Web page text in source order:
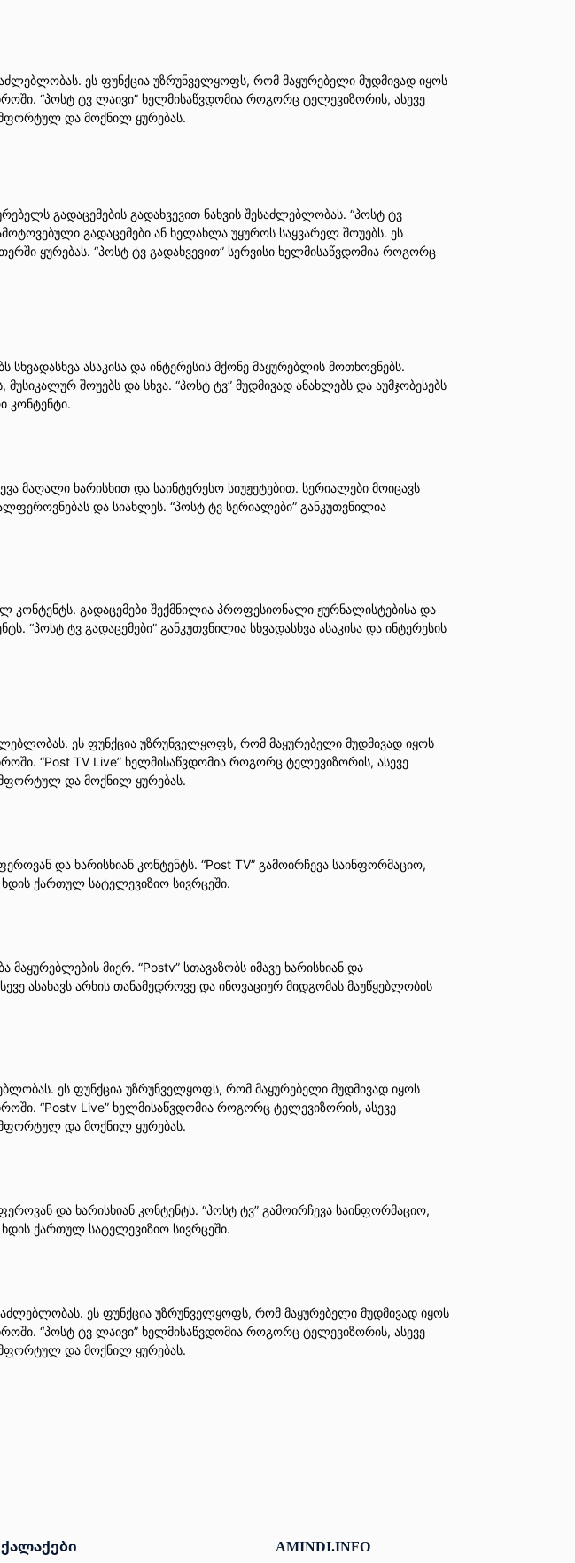
ეს ფუნქცია უზრუნველყოფს, რომ მაყურებელი მუდმივად იყოს
“პოსტ ტვ ლაივი” ხელმისაწვდომია როგორც ტელევიზორის, ასევე
და მოქნილ ყურებას.
გადაცემების გადახვევით ნახვის შესაძლებლობას. “პოსტ ტვ
გადაცემები ან ხელახლა უყუროს საყვარელ შოუებს. ეს
ყურებას. “პოსტ ტვ გადახვევით” სერვისი ხელმისაწვდომია როგორც
ასაკისა და ინტერესის მქონე მაყურებლის მოთხოვნებს.
შოუებს და სხვა. “პოსტ ტვ” მუდმივად ანახლებს და აუმჯობესებს
კონტენტი.
მაღალი ხარისხით და საინტერესო სიუჟეტებით. სერიალები მოიცავს
და სიახლეს. “პოსტ ტვ სერიალები” განკუთვნილია
გადაცემები შექმნილია პროფესიონალი ჟურნალისტებისა და
ტვ გადაცემები” განკუთვნილია სხვადასხვა ასაკისა და ინტერესის
ეს ფუნქცია უზრუნველყოფს, რომ მაყურებელი მუდმივად იყოს
“Post TV Live” ხელმისაწვდომია როგორც ტელევიზორის, ასევე
და მოქნილ ყურებას.
და ხარისხიან კონტენტს. “Post TV” გამოირჩევა საინფორმაციო,
ქართულ სატელევიზიო სივრცეში.
მიერ. “Postv” სთავაზობს იმავე ხარისხიან და
ასახავს არხის თანამედროვე და ინოვაციურ მიდგომას მაუწყებლობის
ეს ფუნქცია უზრუნველყოფს, რომ მაყურებელი მუდმივად იყოს
“Postv Live” ხელმისაწვდომია როგორც ტელევიზორის, ასევე
და მოქნილ ყურებას.
და ხარისხიან კონტენტს. “პოსტ ტვ” გამოირჩევა საინფორმაციო,
ქართულ სატელევიზიო სივრცეში.
ეს ფუნქცია უზრუნველყოფს, რომ მაყურებელი მუდმივად იყოს
“პოსტ ტვ ლაივი” ხელმისაწვდომია როგორც ტელევიზორის, ასევე
და მოქნილ ყურებას.
ქალაქები AMINDI.INFO